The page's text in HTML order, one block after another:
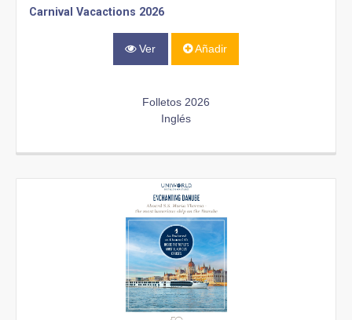
Carnival Vacactions 2026
Ver Añadir
Folletos 2026
Inglés